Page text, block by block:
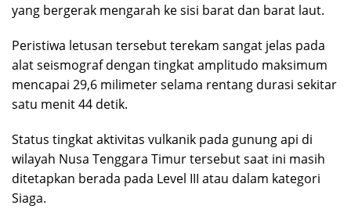
yang bergerak mengarah ke sisi barat dan barat laut.
Peristiwa letusan tersebut terekam sangat jelas pada
alat seismograf dengan tingkat amplitudo maksimum
mencapai 29,6 milimeter selama rentang durasi sekitar
satu menit 44 detik.
Status tingkat aktivitas vulkanik pada gunung api di
wilayah Nusa Tenggara Timur tersebut saat ini masih
ditetapkan berada pada Level III atau dalam kategori
Siaga.